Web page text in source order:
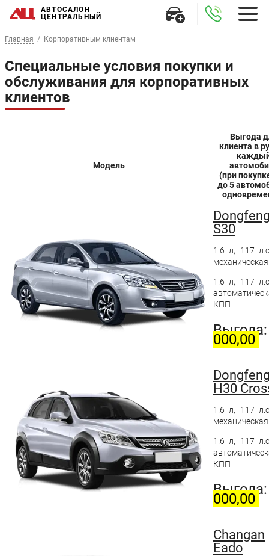
АВТОСАЛОН
ЦЕНТРАЛЬНЫЙ
Главная Корпоративным клиентам
Специальные условия покупки и
обслуживания для корпоративных
клиентов
Модель
Выгода
клиента в
(при
до 5
S30
1.6 л, 117
1.6 л, 117
КПП
000,00
H30
1.6 л, 117
1.6 л, 117
КПП
000,00
Changan
Eado